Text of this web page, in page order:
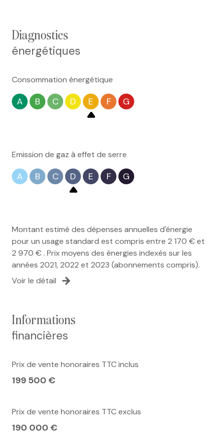
diagnostics
énergétiques
Consommation énergétique
A B C D E F G
Emission de gaz à effet de serre
A B C D E F G
Montant estimé des dépenses annuelles d'énergie
pour un usage standard est compris entre 2 170 € et
2 970 € . Prix moyens des énergies indexés sur les
années 2021, 2022 et 2023 (abonnements compris).
Voir le détail
informations
financières
Prix de vente honoraires TTC inclus
199 500 €
Prix de vente honoraires TTC exclus
190 000 €